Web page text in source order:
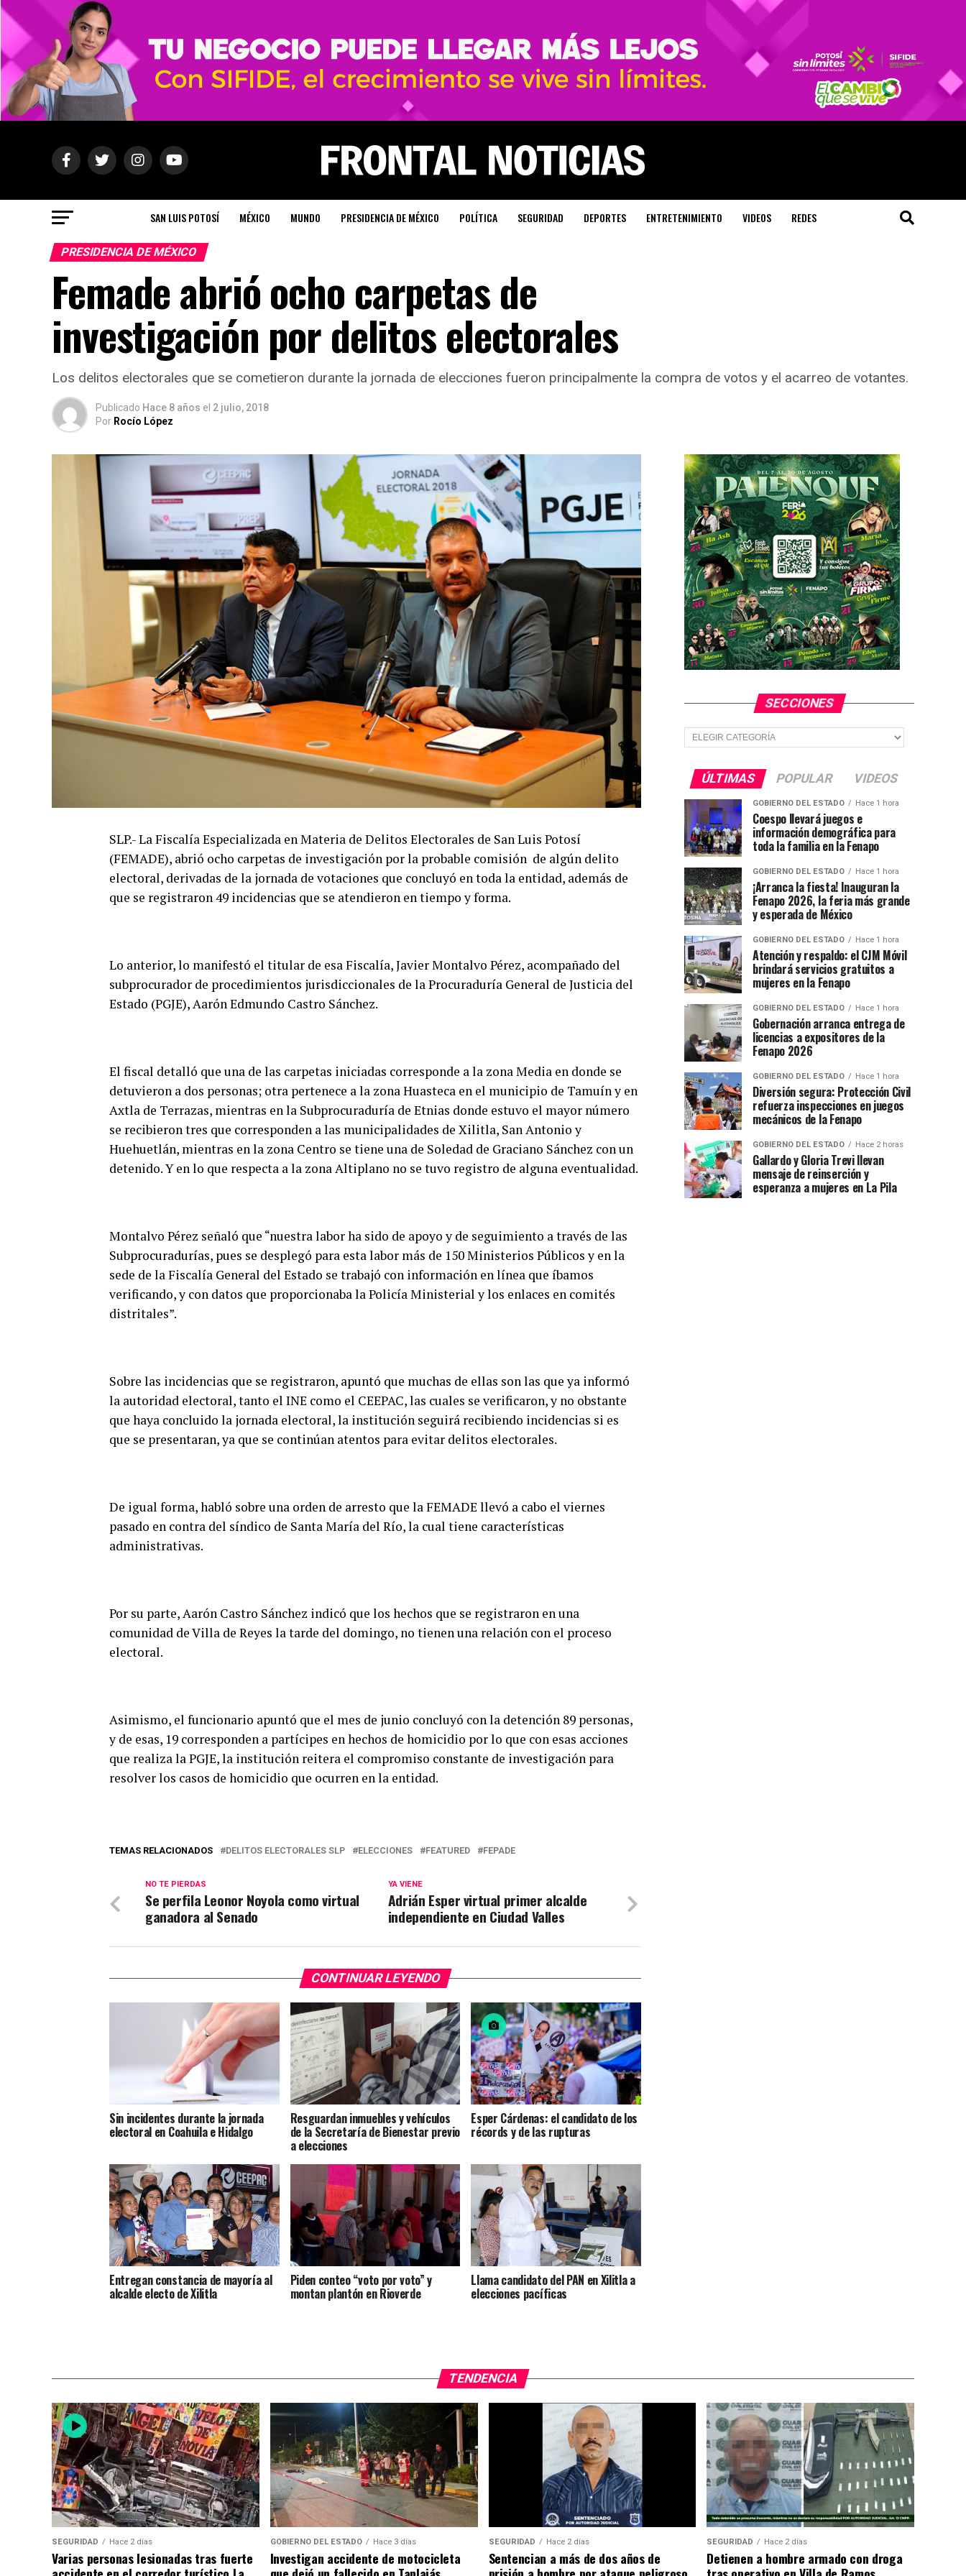
SAN LUIS POTOSÍ MÉXICO MUNDO PRESIDENCIA DE MÉXICO POLÍTICA SEGURIDAD DEPORTES ENTRETENIMIENTO VIDEOS REDES
PRESIDENCIA DE MÉXICO
Femade abrió ocho carpetas de
investigación por delitos electorales
Los delitos electorales que se cometieron durante la jornada de elecciones fueron principalmente la compra de votos y el acarreo de votantes.
Publicado Hace 8 años el 2 julio, 2018
Por Rocío López
SLP.- La Fiscalía Especializada en Materia de Delitos Electorales de San Luis Potosí
(FEMADE), abrió ocho carpetas de investigación por la probable comisión de algún delito
electoral, derivadas de la jornada de votaciones que concluyó en toda la entidad, además de
que se registraron 49 incidencias que se atendieron en tiempo y forma.
Lo anterior, lo manifestó el titular de esa Fiscalía, Javier Montalvo Pérez, acompañado del
subprocurador de procedimientos jurisdiccionales de la Procuraduría General de Justicia del
Estado (PGJE), Aarón Edmundo Castro Sánchez.
El fiscal detalló que una de las carpetas iniciadas corresponde a la zona Media en donde se
detuvieron a dos personas; otra pertenece a la zona Huasteca en el municipio de Tamuín y en
Axtla de Terrazas, mientras en la Subprocuraduría de Etnias donde estuvo el mayor número
se recibieron tres que corresponden a las municipalidades de Xilitla, San Antonio y
Huehuetlán, mientras en la zona Centro se tiene una de Soledad de Graciano Sánchez con un
detenido. Y en lo que respecta a la zona Altiplano no se tuvo registro de alguna eventualidad.
Montalvo Pérez señaló que “nuestra labor ha sido de apoyo y de seguimiento a través de las
Subprocuradurías, pues se desplegó para esta labor más de 150 Ministerios Públicos y en la
sede de la Fiscalía General del Estado se trabajó con información en línea que íbamos
verificando, y con datos que proporcionaba la Policía Ministerial y los enlaces en comités
distritales”.
Sobre las incidencias que se registraron, apuntó que muchas de ellas son las que ya informó
la autoridad electoral, tanto el INE como el CEEPAC, las cuales se verificaron, y no obstante
que haya concluido la jornada electoral, la institución seguirá recibiendo incidencias si es
que se presentaran, ya que se continúan atentos para evitar delitos electorales.
De igual forma, habló sobre una orden de arresto que la FEMADE llevó a cabo el viernes
pasado en contra del síndico de Santa María del Río, la cual tiene características
administrativas.
Por su parte, Aarón Castro Sánchez indicó que los hechos que se registraron en una
comunidad de Villa de Reyes la tarde del domingo, no tienen una relación con el proceso
electoral.
Asimismo, el funcionario apuntó que el mes de junio concluyó con la detención 89 personas,
y de esas, 19 corresponden a partícipes en hechos de homicidio por lo que con esas acciones
que realiza la PGJE, la institución reitera el compromiso constante de investigación para
resolver los casos de homicidio que ocurren en la entidad.
TEMAS RELACIONADOS DELITOS ELECTORALES SLP ELECCIONES FEATURED FEPADE
YA VIENE
Adrián Esper virtual primer alcalde
independiente en Ciudad Valles
NO TE PIERDAS
Se perfila Leonor Noyola como virtual
ganadora al Senado
CONTINUAR LEYENDO
Sin incidentes durante la jornada
electoral en Coahuila e Hidalgo
Resguardan inmuebles y vehículos
de la Secretaría de Bienestar previo
a elecciones
Esper Cárdenas: el candidato de los
récords y de las rupturas
Entregan constancia de mayoría al
alcalde electo de Xilitla
Piden conteo “voto por voto” y
montan plantón en Rioverde
Llama candidato del PAN en Xilitla a
elecciones pacíficas
SECCIONES
Secciones
ÚLTIMAS POPULAR VIDEOS
GOBIERNO DEL ESTADO Hace 1 hora
Coespo llevará juegos e
información demográfica para
toda la familia en la Fenapo
GOBIERNO DEL ESTADO Hace 1 hora
¡Arranca la fiesta! Inauguran la
Fenapo 2026, la feria más grande
y esperada de México
GOBIERNO DEL ESTADO Hace 1 hora
Atención y respaldo: el CJM Móvil
brindará servicios gratuitos a
mujeres en la Fenapo
GOBIERNO DEL ESTADO Hace 1 hora
Gobernación arranca entrega de
licencias a expositores de la
Fenapo 2026
GOBIERNO DEL ESTADO Hace 1 hora
Diversión segura: Protección Civil
refuerza inspecciones en juegos
mecánicos de la Fenapo
GOBIERNO DEL ESTADO Hace 2 horas
Gallardo y Gloria Trevi llevan
mensaje de reinserción y
esperanza a mujeres en La Pila
TENDENCIA
SEGURIDAD Hace 2 días
Varias personas lesionadas tras fuerte
GOBIERNO DEL ESTADO Hace 3 días
Investigan accidente de motocicleta
SEGURIDAD Hace 2 días
Sentencian a más de dos años de
SEGURIDAD Hace 2 días
Detienen a hombre armado con droga